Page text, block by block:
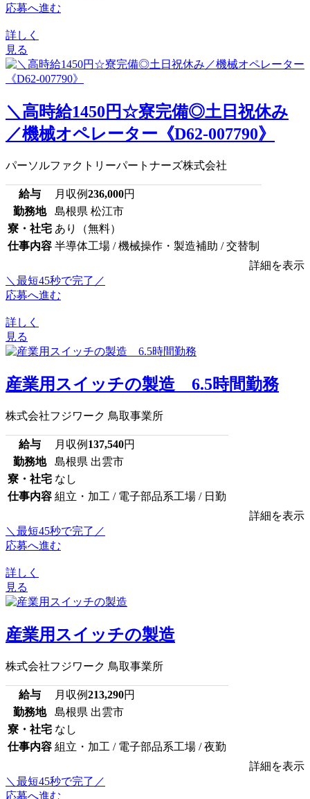
応募へ進む
詳しく
見る
＼高時給1450円☆寮完備◎土日祝休み
／機械オペレーター《D62-007790》
パーソルファクトリーパートナーズ株式会社
給与 月収例236,000円
勤務地
島根県 松江市
寮・社宅 あり（無料）
仕事内容 半導体工場 / 機械操作・製造補助 / 交替制
詳細を表示
＼最短45秒で完了／
応募へ進む
詳しく
見る
産業用スイッチの製造 6.5時間勤務
株式会社フジワーク 鳥取事業所
給与 月収例 137,540円
勤務地
島根県 出雲市
寮・社宅 なし
仕事内容 組立・加工 / 電子部品系工場 / 日勤
詳細を表示
＼最短45秒で完了／
応募へ進む
詳しく
見る
産業用スイッチの製造
株式会社フジワーク 鳥取事業所
給与 月収例213,290円
勤務地
島根県 出雲市
寮・社宅 なし
仕事内容 組立・加工 / 電子部品系工場 / 夜勤
詳細を表示
＼最短45秒で完了／
応募へ進む